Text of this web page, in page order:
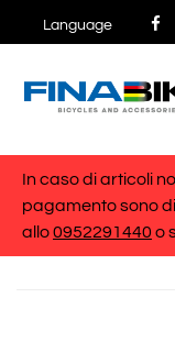
Language
In caso di articoli
pagamento sono
allo0952291440 o